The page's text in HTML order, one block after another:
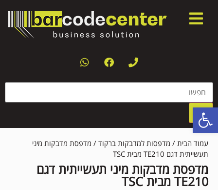
עמוד הבית / מדפסות למדבקות ברקוד / מדפסת מדבקות מיני
תעשייתית דגם TE210 מבית TSC
מדפסת מדבקות מיני תעשייתית דגם
TE210 מבית TSC
פתח סרגל נגישות